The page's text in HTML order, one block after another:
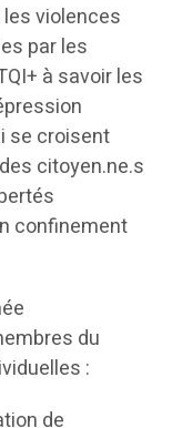
violences
par les
à savoir les
se croisent
citoyen.ne.s
confinement
du
:
de